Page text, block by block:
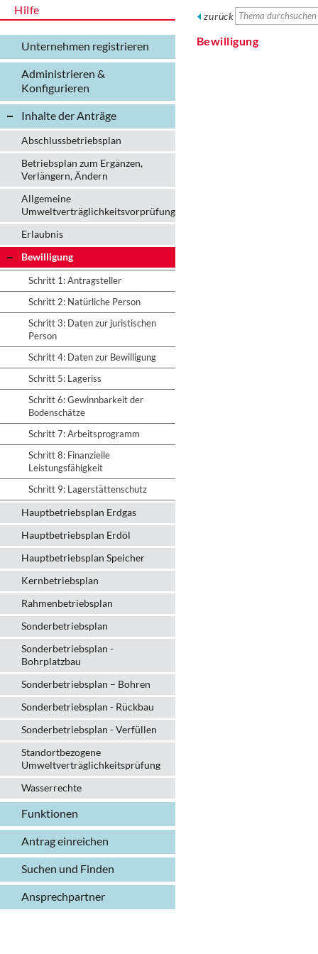
Hilfe
Unternehmen registrieren
Administrieren &
Konfigurieren
Inhalte der Anträge
Abschlussbetriebsplan
Betriebsplan zum Ergänzen,
Verlängern, Ändern
Allgemeine
Umweltverträglichkeitsvorprüfung
Erlaubnis
Bewilligung
Schritt 1: Antragsteller
Schritt 2: Natürliche Person
Schritt 3: Daten zur juristischen
Person
Schritt 4: Daten zur Bewilligung
Schritt 5: Lageriss
Schritt 6: Gewinnbarkeit der
Bodenschätze
Schritt 7: Arbeitsprogramm
Schritt 8: Finanzielle
Leistungsfähigkeit
Schritt 9: Lagerstättenschutz
Hauptbetriebsplan Erdgas
Hauptbetriebsplan Erdöl
Hauptbetriebsplan Speicher
Kernbetriebsplan
Rahmenbetriebsplan
Sonderbetriebsplan
Sonderbetriebsplan -
Bohrplatzbau
Sonderbetriebsplan – Bohren
Sonderbetriebsplan - Rückbau
Sonderbetriebsplan - Verfüllen
Standortbezogene
Umweltverträglichkeitsprüfung
Wasserrechte
Funktionen
Antrag einreichen
Suchen und Finden
Ansprechpartner
zurück
Bewilligung